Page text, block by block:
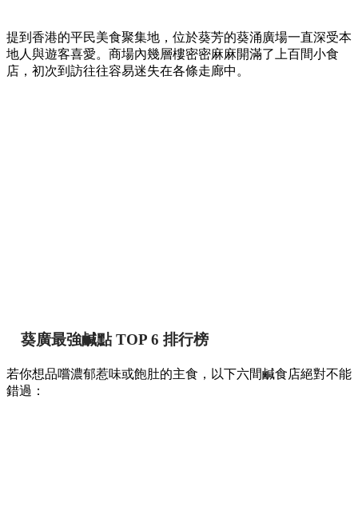
提到香港的平民美食聚集地，位於葵芳的葵涌廣場一直深受本
地人與遊客喜愛。商場內幾層樓密密麻麻開滿了上百間小食
店，初次到訪往往容易迷失在各條走廊中。
葵廣最強鹹點 TOP 6 排行榜
若你想品嚐濃郁惹味或飽肚的主食，以下六間鹹食店絕對不能
錯過：